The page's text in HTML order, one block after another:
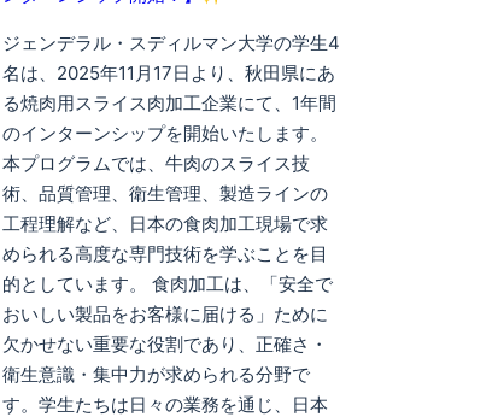
ジェンデラル・スディルマン大学の学生4
名は、2025年11月17日より、秋田県にあ
る焼肉用スライス肉加工企業にて、1年間
のインターンシップを開始いたします。
本プログラムでは、牛肉のスライス技
術、品質管理、衛生管理、製造ラインの
工程理解など、日本の食肉加工現場で求
められる高度な専門技術を学ぶことを目
的としています。 食肉加工は、「安全で
おいしい製品をお客様に届ける」ために
欠かせない重要な役割であり、正確さ・
衛生意識・集中力が求められる分野で
す。学生たちは日々の業務を通じ、日本